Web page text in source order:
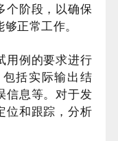
个阶段，以确保
正常工作。
用例的要求进行
括实际输出结
信息等。对于发
位和跟踪，分析